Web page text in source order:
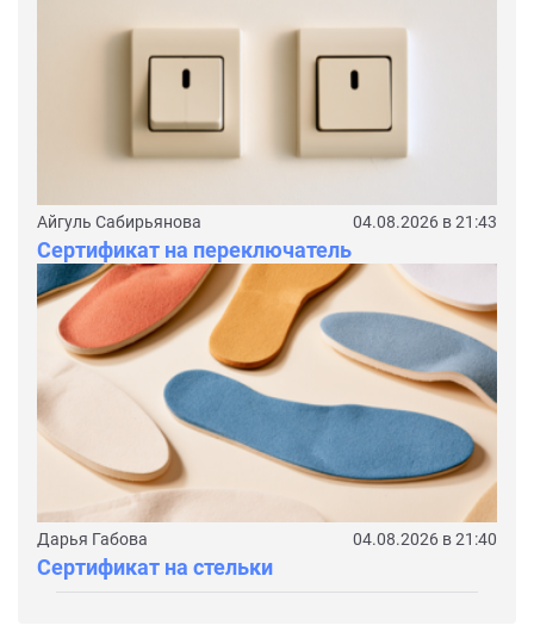
Айгуль Сабирьянова 04.08.2026 в 21:43
Сертификат на переключатель
Дарья Габова 04.08.2026 в 21:40
Сертификат на стельки